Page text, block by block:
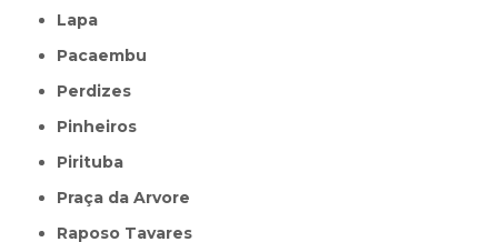
Lapa
Pacaembu
Perdizes
Pinheiros
Pirituba
Praça da Arvore
Raposo Tavares